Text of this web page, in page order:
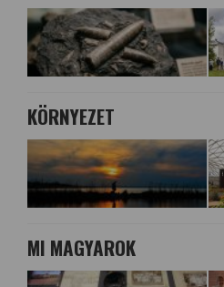
KÖRNYEZET
MI MAGYAROK